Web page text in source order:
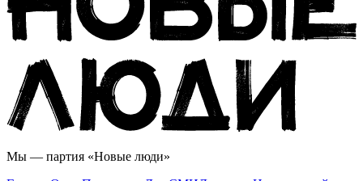
Мы — партия «Новые люди»